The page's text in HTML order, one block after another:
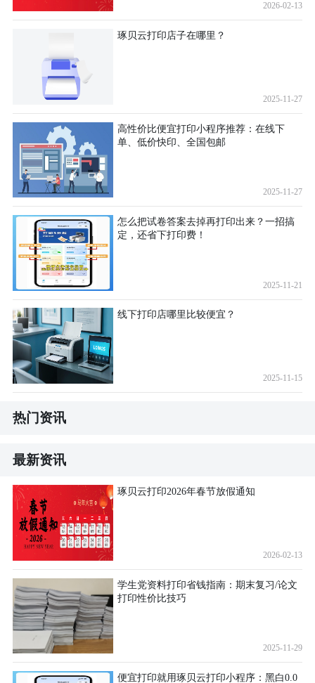
2026-02-13
琢贝云打印店子在哪里？
2025-11-27
高性价比便宜打印小程序推荐：在线下
单、低价快印、全国包邮
2025-11-27
怎么把试卷答案去掉再打印出来？一招搞
定，还省下打印费！
2025-11-21
线下打印店哪里比较便宜？
2025-11-15
热门资讯
最新资讯
琢贝云打印2026年春节放假通知
2026-02-13
学生党资料打印省钱指南：期末复习/论文
打印性价比技巧
2025-11-29
便宜打印就用琢贝云打印小程序：黑白0.0